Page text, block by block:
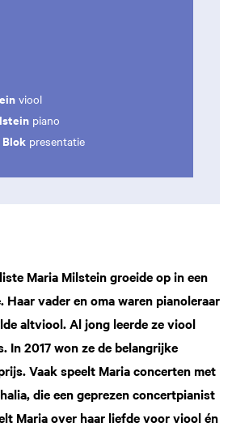
viool
piano
presentatie
Maria Milstein groeide op in een
Haar vader en oma waren pianoleraar
altviool. Al jong leerde ze viool
In 2017 won ze de belangrijke
Vaak speelt Maria concerten met
die een geprezen concertpianist
Maria over haar liefde voor viool én